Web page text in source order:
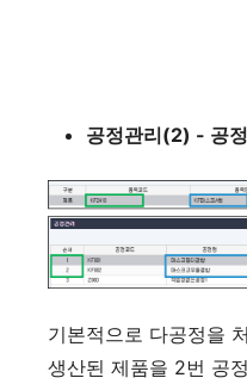
공정관리(2) - 공
기본적으로 다공정을
생산된 제품을 2번 공